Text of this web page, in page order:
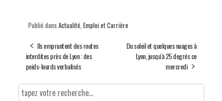
Publié dans Actualité, Emploi et Carrière
Ils empruntent des routes
interdites près de Lyon : des
poids-lourds verbalisés
Du soleil et quelques nuages à
Lyon, jusqu'à 25 degrés ce
mercredi